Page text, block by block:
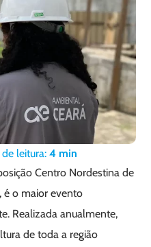
leitura: 4 min
Centro Nordestina de
é o maior evento
Realizada anualmente,
de toda a região